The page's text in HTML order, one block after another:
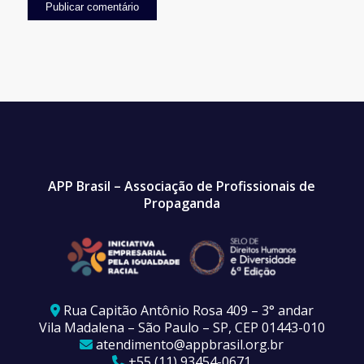
APP Brasil – Associação de Profissionais de
Propaganda
Rua Capitão Antônio Rosa 409 – 3° andar
Vila Madalena – São Paulo – SP, CEP 01443-010
atendimento@appbrasil.org.br